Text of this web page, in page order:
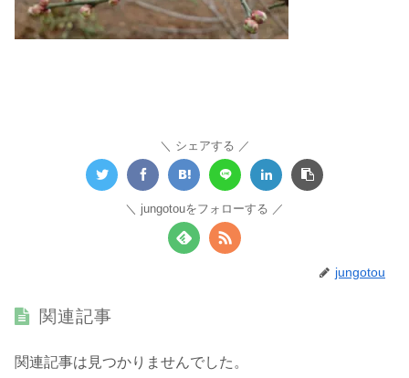
シェアする
jungotouをフォローする
jungotou
関連記事
関連記事は見つかりませんでした。